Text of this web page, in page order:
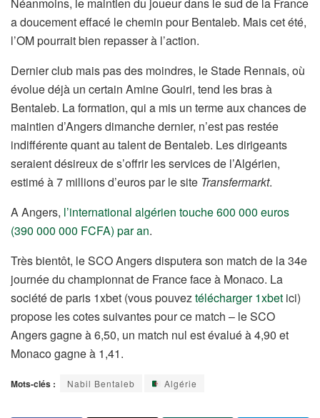
Néanmoins, le maintien du joueur dans le sud de la France
a doucement effacé le chemin pour Bentaleb. Mais cet été,
l’OM pourrait bien repasser à l’action.
Dernier club mais pas des moindres, le Stade Rennais, où
évolue déjà un certain Amine Gouiri, tend les bras à
Bentaleb. La formation, qui a mis un terme aux chances de
maintien d’Angers dimanche dernier, n’est pas restée
indifférente quant au talent de Bentaleb. Les dirigeants
seraient désireux de s’offrir les services de l’Algérien,
estimé à 7 millions d’euros par le site Transfermarkt.
A Angers, l’international algérien touche 600 000 euros
(390 000 000 FCFA) par an.
Très bientôt, le SCO Angers disputera son match de la 34e
journée du championnat de France face à Monaco. La
société de paris 1xbet (vous pouveztélécharger 1xbet ici)
propose les cotes suivantes pour ce match – le SCO
Angers gagne à 6,50, un match nul est évalué à 4,90 et
Monaco gagne à 1,41.
Mots-clés : Nabil Bentaleb Algérie